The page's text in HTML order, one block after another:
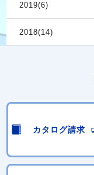
2019(6)
2018(14)
カタログ請求